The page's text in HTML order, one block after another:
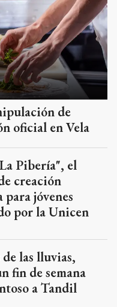
de
oficial en Vela
Pibería", el
creación
para jóvenes
por la Unicen
las lluvias,
fin de semana
a Tandil